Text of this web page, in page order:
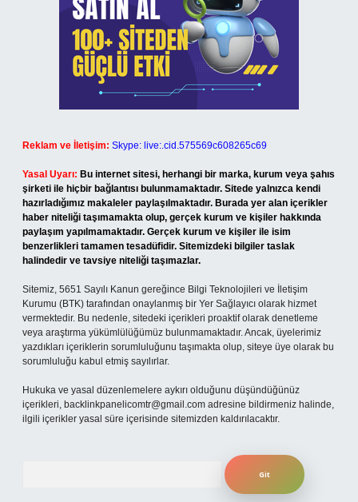
Reklam ve İletişim: Skype: live:.cid.575569c608265c69
Yasal Uyarı: Bu internet sitesi, herhangi bir marka, kurum veya şahıs
şirketi ile hiçbir bağlantısı bulunmamaktadır. Sitede yalnızca kendi
hazırladığımız makaleler paylaşılmaktadır. Burada yer alan içerikler
haber niteliği taşımamakta olup, gerçek kurum ve kişiler hakkında
paylaşım yapılmamaktadır. Gerçek kurum ve kişiler ile isim
benzerlikleri tamamen tesadüfidir. Sitemizdeki bilgiler taslak
halindedir ve tavsiye niteliği taşımazlar.
Sitemiz, 5651 Sayılı Kanun gereğince Bilgi Teknolojileri ve İletişim
Kurumu (BTK) tarafından onaylanmış bir Yer Sağlayıcı olarak hizmet
vermektedir. Bu nedenle, sitedeki içerikleri proaktif olarak denetleme
veya araştırma yükümlülüğümüz bulunmamaktadır. Ancak, üyelerimiz
yazdıkları içeriklerin sorumluluğunu taşımakta olup, siteye üye olarak bu
sorumluluğu kabul etmiş sayılırlar.
Hukuka ve yasal düzenlemelere aykırı olduğunu düşündüğünüz
içerikleri, backlinkpanelicomtr@gmail.com adresine bildirmeniz halinde,
ilgili içerikler yasal süre içerisinde sitemizden kaldırılacaktır.